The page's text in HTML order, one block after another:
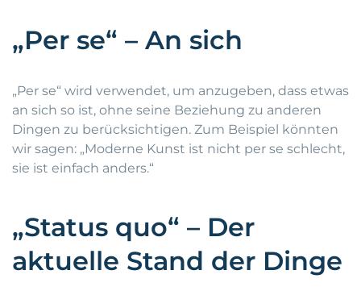
„Per se“ – An sich
„Per se“ wird verwendet, um anzugeben, dass etwas
an sich so ist, ohne seine Beziehung zu anderen
Dingen zu berücksichtigen. Zum Beispiel könnten
wir sagen: „Moderne Kunst ist nicht per se schlecht,
sie ist einfach anders.“
„Status quo“ – Der
aktuelle Stand der Dinge